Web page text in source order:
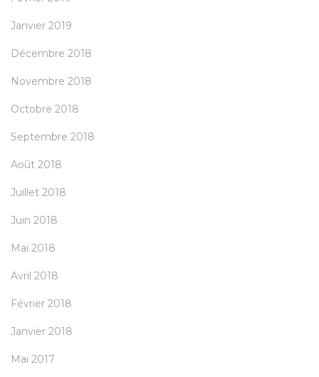
Janvier 2019
Décembre 2018
Novembre 2018
Octobre 2018
Septembre 2018
Août 2018
Juillet 2018
Juin 2018
Mai 2018
Avril 2018
Février 2018
Janvier 2018
Mai 2017